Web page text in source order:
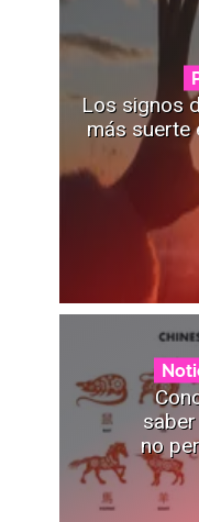
Los signos
más suerte
no